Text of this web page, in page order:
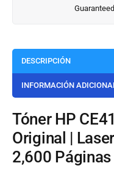
DESCRIPCIÓN
INFORMACIÓN
Tóner HP
Original |
2,600 Páginas